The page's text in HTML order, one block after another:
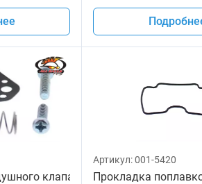
клапана
Артикул:001-5420
Прокладка